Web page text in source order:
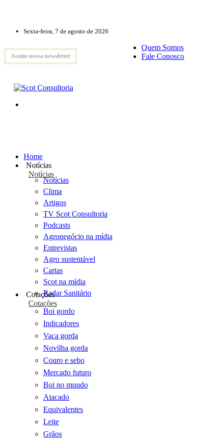
Sexta-feira, 7 de agosto de 2026
Assine nossa newsletter
Quem Somos
Fale Conosco
Home
Notícias
Notícias
Notícias
Clima
Artigos
TV Scot Consultoria
Podcasts
Agronegócio na mídia
Entrevistas
Agro sustentável
Cartas
Scot na mídia
Radar Sanitário
Cotações
Cotações
Boi gordo
Indicadores
Vaca gorda
Novilha gorda
Couro e sebo
Mercado futuro
Boi no mundo
Atacado
Equivalentes
Leite
Grãos